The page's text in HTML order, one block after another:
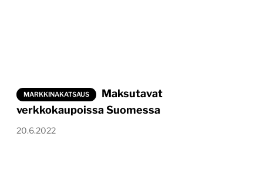
MARKKINAKATSAUS
Maksutavat
verkkokaupoissa Suomessa
20.6.2022